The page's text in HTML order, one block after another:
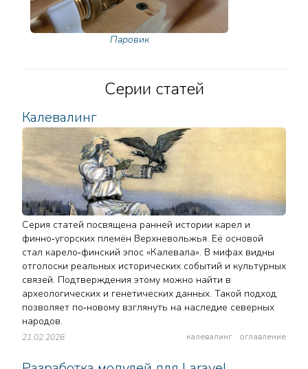
Паровик
Серии статей
Калевалинг
Серия статей посвящена ранней истории карел и
финно‑угорских племён Верхневольжья. Её основой
стал карело‑финский эпос «Калевала». В мифах видны
отголоски реальных исторических событий и культурных
связей. Подтверждения этому можно найти в
археологических и генетических данных. Такой подход
позволяет по‑новому взглянуть на наследие северных
народов.
21.02.2026 калевалинг оглавление